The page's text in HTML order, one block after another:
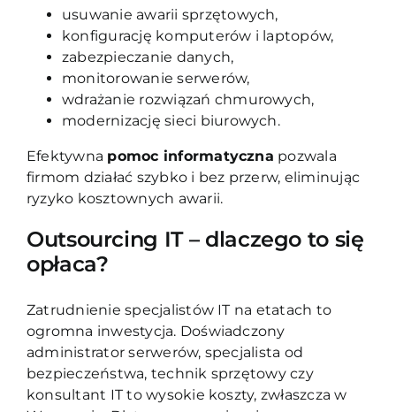
usuwanie awarii sprzętowych,
konfigurację komputerów i laptopów,
zabezpieczanie danych,
monitorowanie serwerów,
wdrażanie rozwiązań chmurowych,
modernizację sieci biurowych.
Efektywna pomoc informatyczna pozwala
firmom działać szybko i bez przerw, eliminując
ryzyko kosztownych awarii.
Outsourcing IT – dlaczego to się
opłaca?
Zatrudnienie specjalistów IT na etatach to
ogromna inwestycja. Doświadczony
administrator serwerów, specjalista od
bezpieczeństwa, technik sprzętowy czy
konsultant IT to wysokie koszty, zwłaszcza w